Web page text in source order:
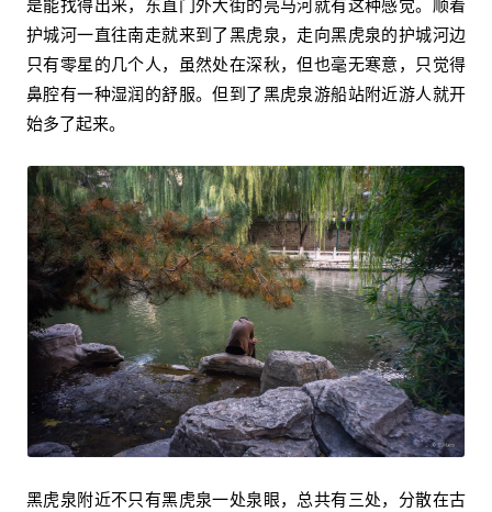
是能找得出来，东直门外大街的亮马河就有这种感觉。顺着
护城河一直往南走就来到了黑虎泉，走向黑虎泉的护城河边
只有零星的几个人，虽然处在深秋，但也毫无寒意，只觉得
鼻腔有一种湿润的舒服。但到了黑虎泉游船站附近游人就开
始多了起来。
黑虎泉附近不只有黑虎泉一处泉眼，总共有三处，分散在古